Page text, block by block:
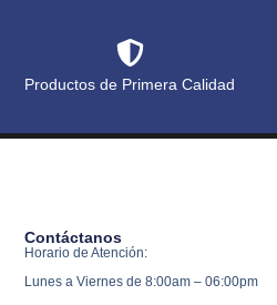
Productos de Primera Calidad
Contáctanos
Horario de Atención:
Lunes a Viernes de 8:00am – 06:00pm